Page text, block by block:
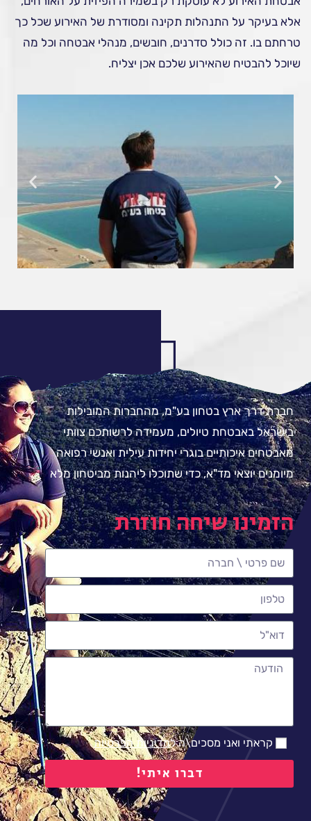
אלא בעיקר על התנהלות תקינה ומסודרת של האירוע שכל כך
טרחתם בו. זה כולל סדרנים, חובשים, מנהלי אבטחה וכל מה
שיוכל להבטיח שהאירוע שלכם אכן יצליח.
חברת דרך ארץ בטחון בע"מ, מהחברות המובילות
בישראל באבטחת טיולים, מעמידה לרשותכם צוותי
מאבטחים איכותיים בוגרי יחידות עילית ואנשי רפואה
מיומנים יוצאי מד"א, כדי שתוכלו ליהנות מביטחון מלא
הזמינו שיחה חוזרת
קראתי ואני מסכים\ה למדיניות הפרטיות
דברו איתי!